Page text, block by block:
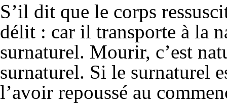
S’il dit que le corps
délit : car il transporte à la
surnaturel. Mourir, c’est
surnaturel. Si le surnaturel
l’avoir repoussé au